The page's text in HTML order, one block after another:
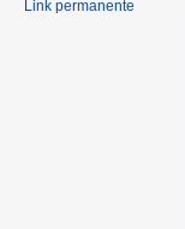
Link permanente